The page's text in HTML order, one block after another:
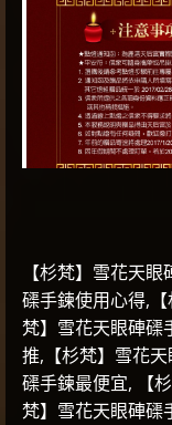
【杉梵】雪花天
磲手鍊使用心得,
梵】雪花天眼硨磲
推,【杉梵】雪花
磲手鍊最便宜, 【
梵】雪花天眼硨磲